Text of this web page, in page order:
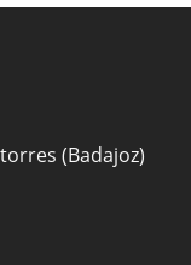
(Badajoz)